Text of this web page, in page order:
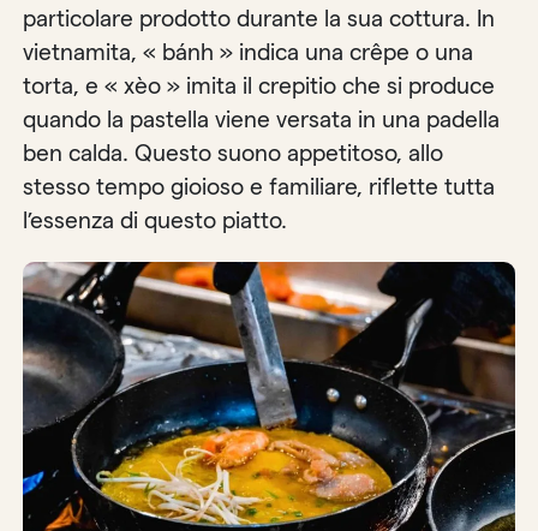
particolare prodotto durante la sua cottura. In
vietnamita, « bánh » indica una crêpe o una
torta, e « xèo » imita il crepitio che si produce
quando la pastella viene versata in una padella
ben calda. Questo suono appetitoso, allo
stesso tempo gioioso e familiare, riflette tutta
l’essenza di questo piatto.